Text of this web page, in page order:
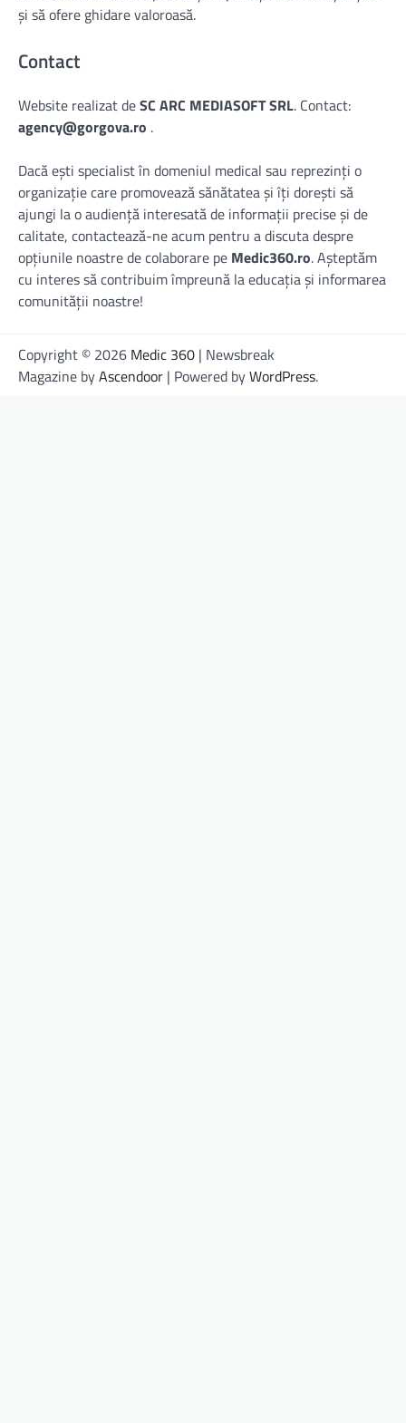
și să ofere ghidare valoroasă.
Contact
Website realizat deSC ARC MEDIASOFT SRL. Contact:
agency@gorgova.ro .
Dacă ești specialist în domeniul medical sau reprezinți o
organizație care promovează sănătatea și îți dorești să
ajungi la o audiență interesată de informații precise și de
calitate, contactează-ne acum pentru a discuta despre
opțiunile noastre de colaborare pe Medic360.ro. Așteptăm
cu interes să contribuim împreună la educația și informarea
comunității noastre!
Copyright © 2026 Medic 360 | Newsbreak
Magazine byAscendoor | Powered byWordPress.